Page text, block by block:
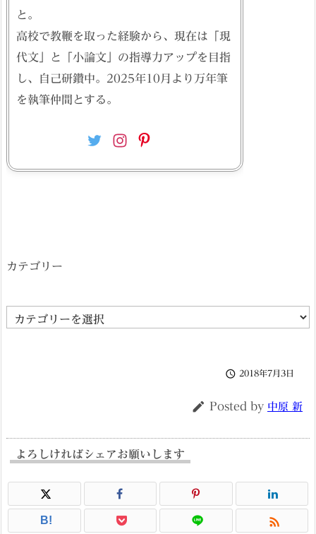
と。
高校で教鞭を取った経験から、現在は「現
代文」と「小論文」の指導力アップを目指
し、自己研鑽中。2025年10月より万年筆
を執筆仲間とする。
カテゴリー
カ
 2018年7月3日
 Posted by 中原 新
よろしければシェアお願いします
B! 